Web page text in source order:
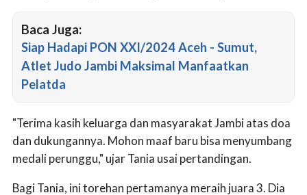
Baca Juga:
Siap Hadapi PON XXI/2024 Aceh - Sumut,
Atlet Judo Jambi Maksimal Manfaatkan
Pelatda
"Terima kasih keluarga dan masyarakat Jambi atas doa
dan dukungannya. Mohon maaf baru bisa menyumbang
medali perunggu," ujar Tania usai pertandingan.
Bagi Tania, ini torehan pertamanya meraih juara 3. Dia